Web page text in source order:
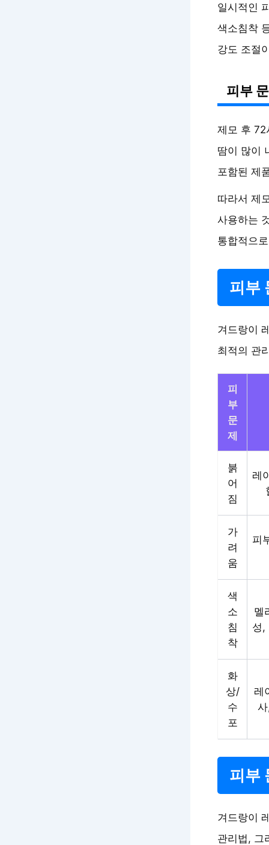
일시적인
색소침착
강도 조절
피부
제모 후 72
땀이 많이
포함된 제
따라서 제
사용하는
통합적으
피부
겨드랑이
최적의 관
피
부
문
제
붉
어
짐
레
가
려
움
피
색
소
침
착
멜
성,
화
상/
수
포
레
피부
겨드랑이
관리법, 그